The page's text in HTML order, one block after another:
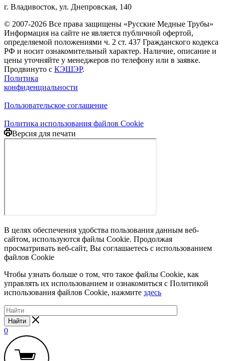
г. Владивосток, ул. Днепровская, 140
© 2007-2026 Все права защищены «Русские Медные Трубы»
Информация на сайте не является публичной офертой,
определяемой положениями ч. 2 ст. 437 Гражданского кодекса
РФ и носит ознакомительный характер. Наличие, описание и
цены уточняйте у менеджеров по телефону или в заявке.
Продвинуто с КЭШЭР.
Политика
конфиденциальности
Пользовательское соглашение
Политика использования файлов Cookie
Версия для печати
В целях обеспечения удобства пользования данным веб-
сайтом, используются файлы Cookie. Продолжая
просматривать веб-сайт, Вы соглашаетесь с использованием
файлов Cookie
Чтобы узнать больше о том, что такое файлы Cookie, как
управлять их использованием и ознакомиться с Политикой
использования файлов Cookie, нажмите здесь
Найти
0